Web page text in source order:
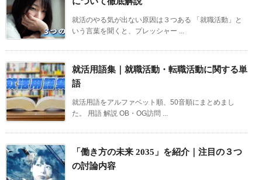
就活のやる気が出ない原因は３つある 「就職活動」と
いう言葉を聞くと、プレッシャー ...
就活用語集｜就職活動・転職活動に関する単
語
就活用語をアルファベット順、50音順にまとめまし
た。 用語 解説 OB・OG訪問 ...
「働き方の未来 2035」を紹介｜注目の３つ
の討論内容